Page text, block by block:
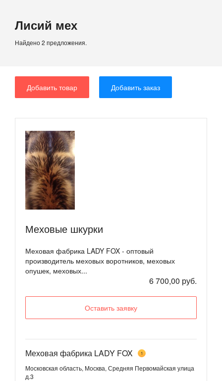
Лисий мех
Найдено 2 предложения.
Добавить товар Добавить заказ
Меховые шкурки
Меховая фабрика LADY FOX - оптовый
производитель меховых воротников, меховых
опушек, меховых...
6 700,00 руб.
Оставить заявку
Меховая фабрика LADY FOX 1
Московская область, Москва, Средняя Первомайская улица
д.3